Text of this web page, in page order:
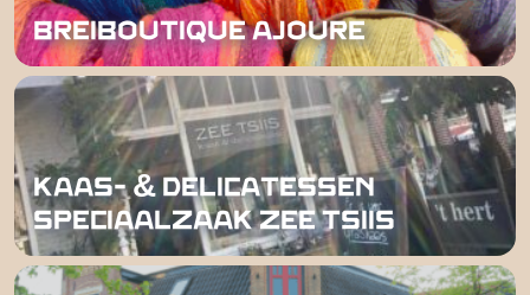
BREIBOUTIQUE AJOURE
KAAS- & DELICATESSEN
SPECIAALZAAK ZEE TSIIS